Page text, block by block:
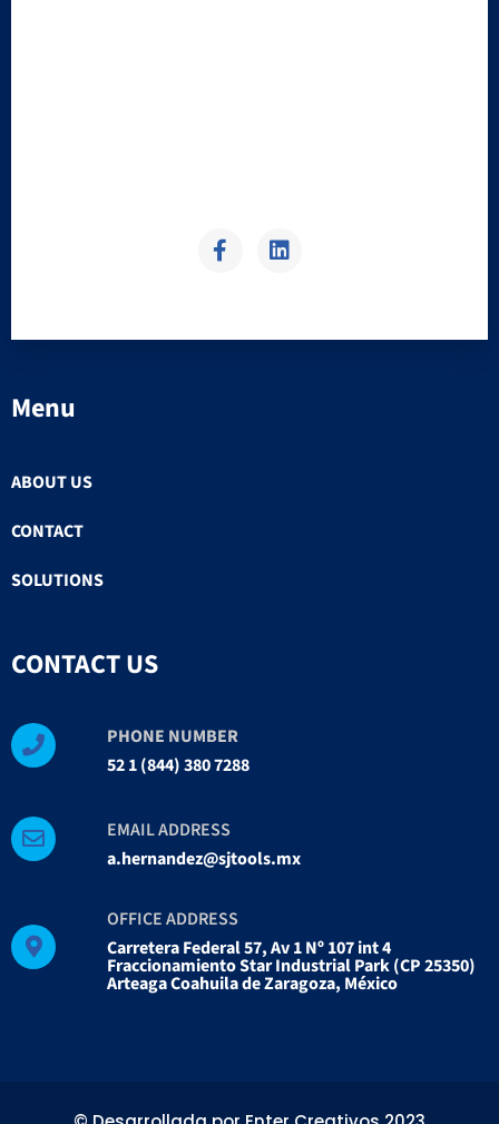
Menu
ABOUT US
CONTACT
SOLUTIONS
CONTACT US
PHONE NUMBER
52 1 (844) 380 7288
EMAIL ADDRESS
a.hernandez@sjtools.mx
OFFICE ADDRESS
Carretera Federal 57, Av 1 Nº 107 int 4
Fraccionamiento Star Industrial Park (CP 25350)
Arteaga Coahuila de Zaragoza, México